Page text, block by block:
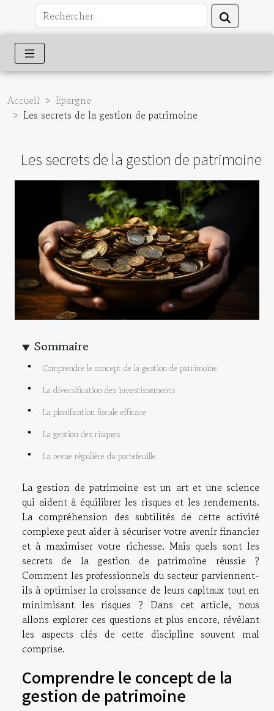
Accueil
Epargne
Les secrets de la gestion de patrimoine
Les secrets de la gestion de patrimoine
Sommaire
Comprendre le concept de la gestion de patrimoine
La diversification des investissements
La planification fiscale efficace
La gestion des risques
La revue régulière du portefeuille
La gestion de patrimoine est un art et une science
qui aident à équilibrer les risques et les rendements.
La compréhension des subtilités de cette activité
complexe peut aider à sécuriser votre avenir financier
et à maximiser votre richesse. Mais quels sont les
secrets de la gestion de patrimoine réussie ?
Comment les professionnels du secteur parviennent-
ils à optimiser la croissance de leurs capitaux tout en
minimisant les risques ? Dans cet article, nous
allons explorer ces questions et plus encore, révélant
les aspects clés de cette discipline souvent mal
comprise.
Comprendre le concept de la
gestion de patrimoine